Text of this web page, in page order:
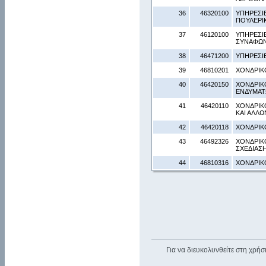
36
46320100
37
46120100
38
46471200
39
46810201
40
46420150
41
46420110
ΚΑΙ
42
46420118
43
46492326
44
46810316
Για να διευκολυνθείτε στη